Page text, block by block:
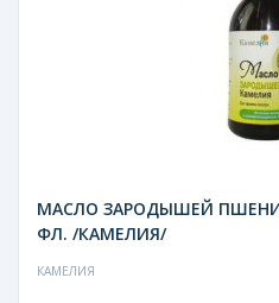
МАСЛО ЗАРОДЫШЕЙ
ФЛ. /КАМЕЛИЯ/
КАМЕЛИЯ